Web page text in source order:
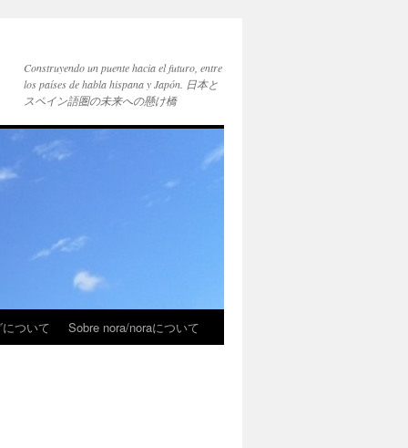
Construyendo un puente hacia el futuro, entre
los países de habla hispana y Japón. 日本と
スペイン語圏の未来への懸け橋
ついて Sobre nora/noraについて